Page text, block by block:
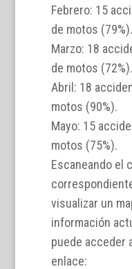
Febrero: 15
de motos (79%).
Marzo: 18
de motos (72%).
Abril: 18
motos (90%).
Mayo: 15
motos (75%).
Escaneando el
visualizar un
información
puede acceder
enlace: